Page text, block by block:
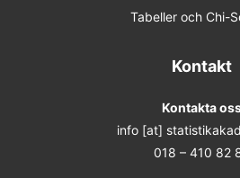
Tabeller och Chi-
Kontakt
Kontakta
info [at]
018 – 410 82